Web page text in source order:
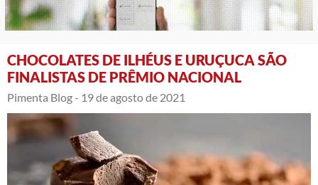
CHOCOLATES DE ILHÉUS E URUÇUCA SÃO
FINALISTAS DE PRÊMIO NACIONAL
Pimenta Blog - 19 de agosto de 2021